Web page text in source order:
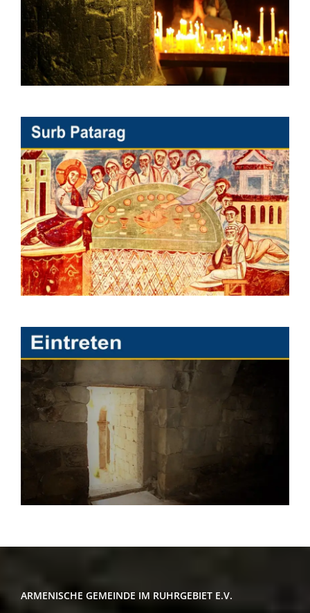
ARMENISCHE GEMEINDE IM RUHRGEBIET E.V.